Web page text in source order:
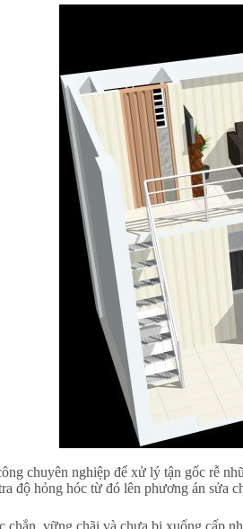
chuyên nghiệp để xử lý tận gốc rễ
độ hỏng hóc từ đó lên phương án sửa